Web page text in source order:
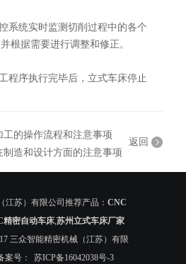
统实时监测切削过程中的各个
根据需要进行调整和修正。
序执行完毕后，立式车床停止
工的操作流程和注意事项
制造和设计方面的注意事项
返回
江苏）有限公司推荐产品： CNC
精密自动车床,苏州立式车床厂家
三众智能精密机械（江苏）有限
案号：
苏ICP备16042038号-3